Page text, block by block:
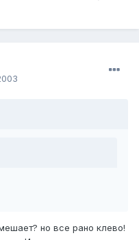
но все рано клево!